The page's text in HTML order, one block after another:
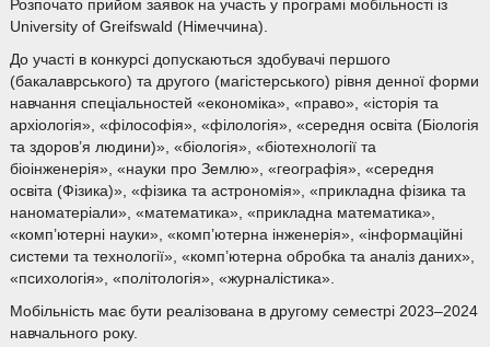
Розпочато прийом заявок на участь у програмі мобільності із
University of Greifswald (Німеччина).
До участі в конкурсі допускаються здобувачі першого
(бакалаврського) та другого (магістерського) рівня денної форми
навчання спеціальностей «економіка», «право», «історія та
архіологія», «філософія», «філологія», «середня освіта (Біологія
та здоров’я людини)», «біологія», «біотехнології та
біоінженерія», «науки про Землю», «географія», «середня
освіта (Фізика)», «фізика та астрономія», «прикладна фізика та
наноматеріали», «математика», «прикладна математика»,
«комп’ютерні науки», «комп’ютерна інженерія», «інформаційні
системи та технології», «комп’ютерна обробка та аналіз даних»,
«психологія», «політологія», «журналістика».
Мобільність має бути реалізована в другому семестрі 2023–2024
навчального року.